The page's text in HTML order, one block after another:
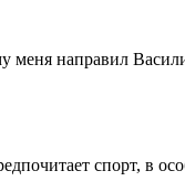
меня направил
спорт, в